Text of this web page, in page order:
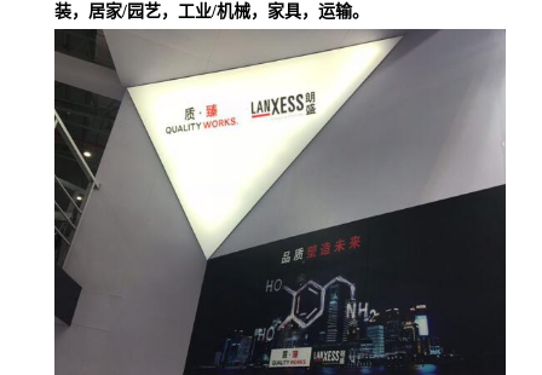
装，居家/园艺，工业/机械，家具，运输。